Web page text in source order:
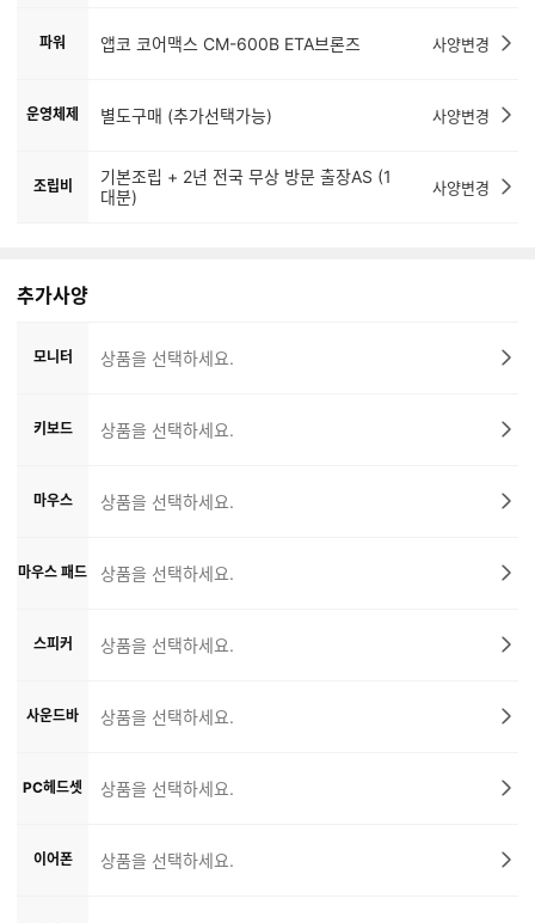
파워 앱코 코어맥스 CM-600B ETA브론즈 사양변경
운영체제 별도구매 (추가선택가능) 사양변경
조립비
기본조립 + 2년 전국 무상 방문 출장AS (1
대분)
사양변경
추가사양
모니터 상품을 선택하세요.
키보드 상품을 선택하세요.
마우스 상품을 선택하세요.
마우스 패드 상품을 선택하세요.
스피커 상품을 선택하세요.
사운드바 상품을 선택하세요.
PC헤드셋 상품을 선택하세요.
이어폰 상품을 선택하세요.